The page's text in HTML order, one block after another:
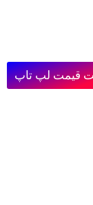
قیمت لپ تاپ